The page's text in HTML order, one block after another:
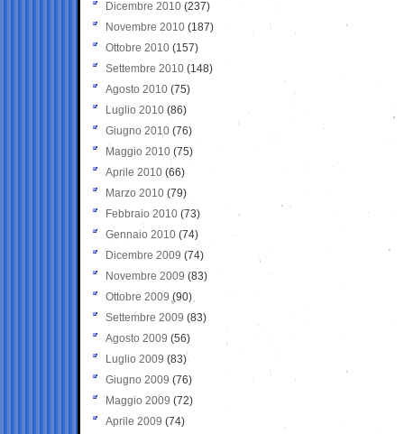
Dicembre 2010 (237)
Novembre 2010 (187)
Ottobre 2010 (157)
Settembre 2010 (148)
Agosto 2010 (75)
Luglio 2010 (86)
Giugno 2010 (76)
Maggio 2010 (75)
Aprile 2010 (66)
Marzo 2010 (79)
Febbraio 2010 (73)
Gennaio 2010 (74)
Dicembre 2009 (74)
Novembre 2009 (83)
Ottobre 2009 (90)
Settembre 2009 (83)
Agosto 2009 (56)
Luglio 2009 (83)
Giugno 2009 (76)
Maggio 2009 (72)
Aprile 2009 (74)